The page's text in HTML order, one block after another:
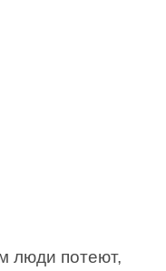
люди потеют,